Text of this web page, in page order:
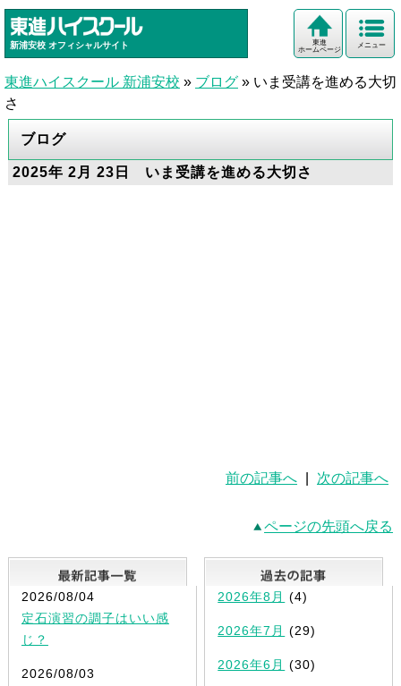
新浦安校 オフィシャルサイト メニュー
東進
ホームページ
東進ハイスクール 新浦安校 » ブログ » いま受講を進める大切
さ
ブログ
2025年 2月 23日 いま受講を進める大切さ
前の記事へ 次の記事へ
ページの先頭へ戻る
最新記事一覧
2026/08/04
定石演習の調子はいい感
じ？
2026/08/03
2026年8月 (4)
2026年7月 (29)
2026年6月 (30)